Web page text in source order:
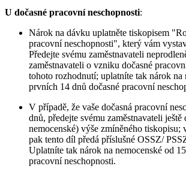
U dočasné pracovní neschopnosti:
Nárok na dávku uplatněte tiskopisem
pracovní neschopnosti", který vám
Předejte svému zaměstnavateli
zaměstnavateli o vzniku dočasné
tohoto rozhodnutí; uplatníte tak nárok na
prvních 14 dnů dočasné pracovní
V případě, že vaše dočasná pracovní
dnů, předejte svému zaměstnavateli
nemocenské) výše zmíněného tiskopisu;
pak tento díl předá příslušné OSSZ/
Uplatníte tak nárok na nemocenské od
pracovní neschopnosti.